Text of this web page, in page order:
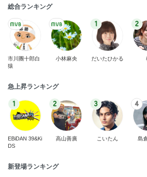
総合ランキング
市川團十郎白
猿
小林麻央
1
だいたひかる
2
急上昇ランキング
1
EBiDAN 39&Ki
DS
2
高山善廣
3
こいたん
4
島
新登場ランキング